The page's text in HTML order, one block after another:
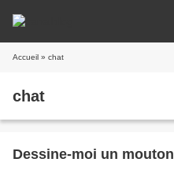
Accueil » chat
chat
Dessine-moi un mouton